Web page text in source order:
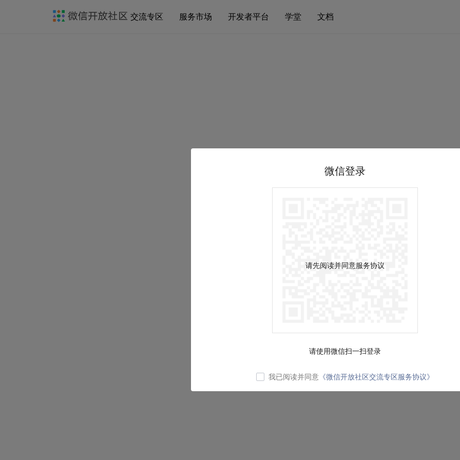
交流专区 服务市场 开发者平台 学堂 文档
微信登录
请先阅读并同意服务协议
请使用微信扫一扫登录
我已阅读并同意 《微信开放社区交流专区服务协议》